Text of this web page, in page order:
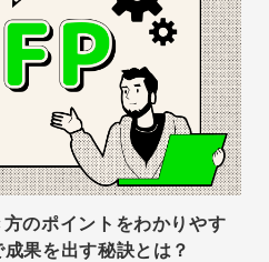
のポイントをわかりやす
果を出す秘訣とは？